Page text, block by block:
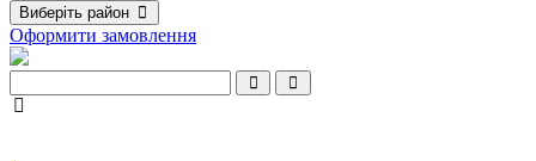
Виберіть район
Оформити замовлення